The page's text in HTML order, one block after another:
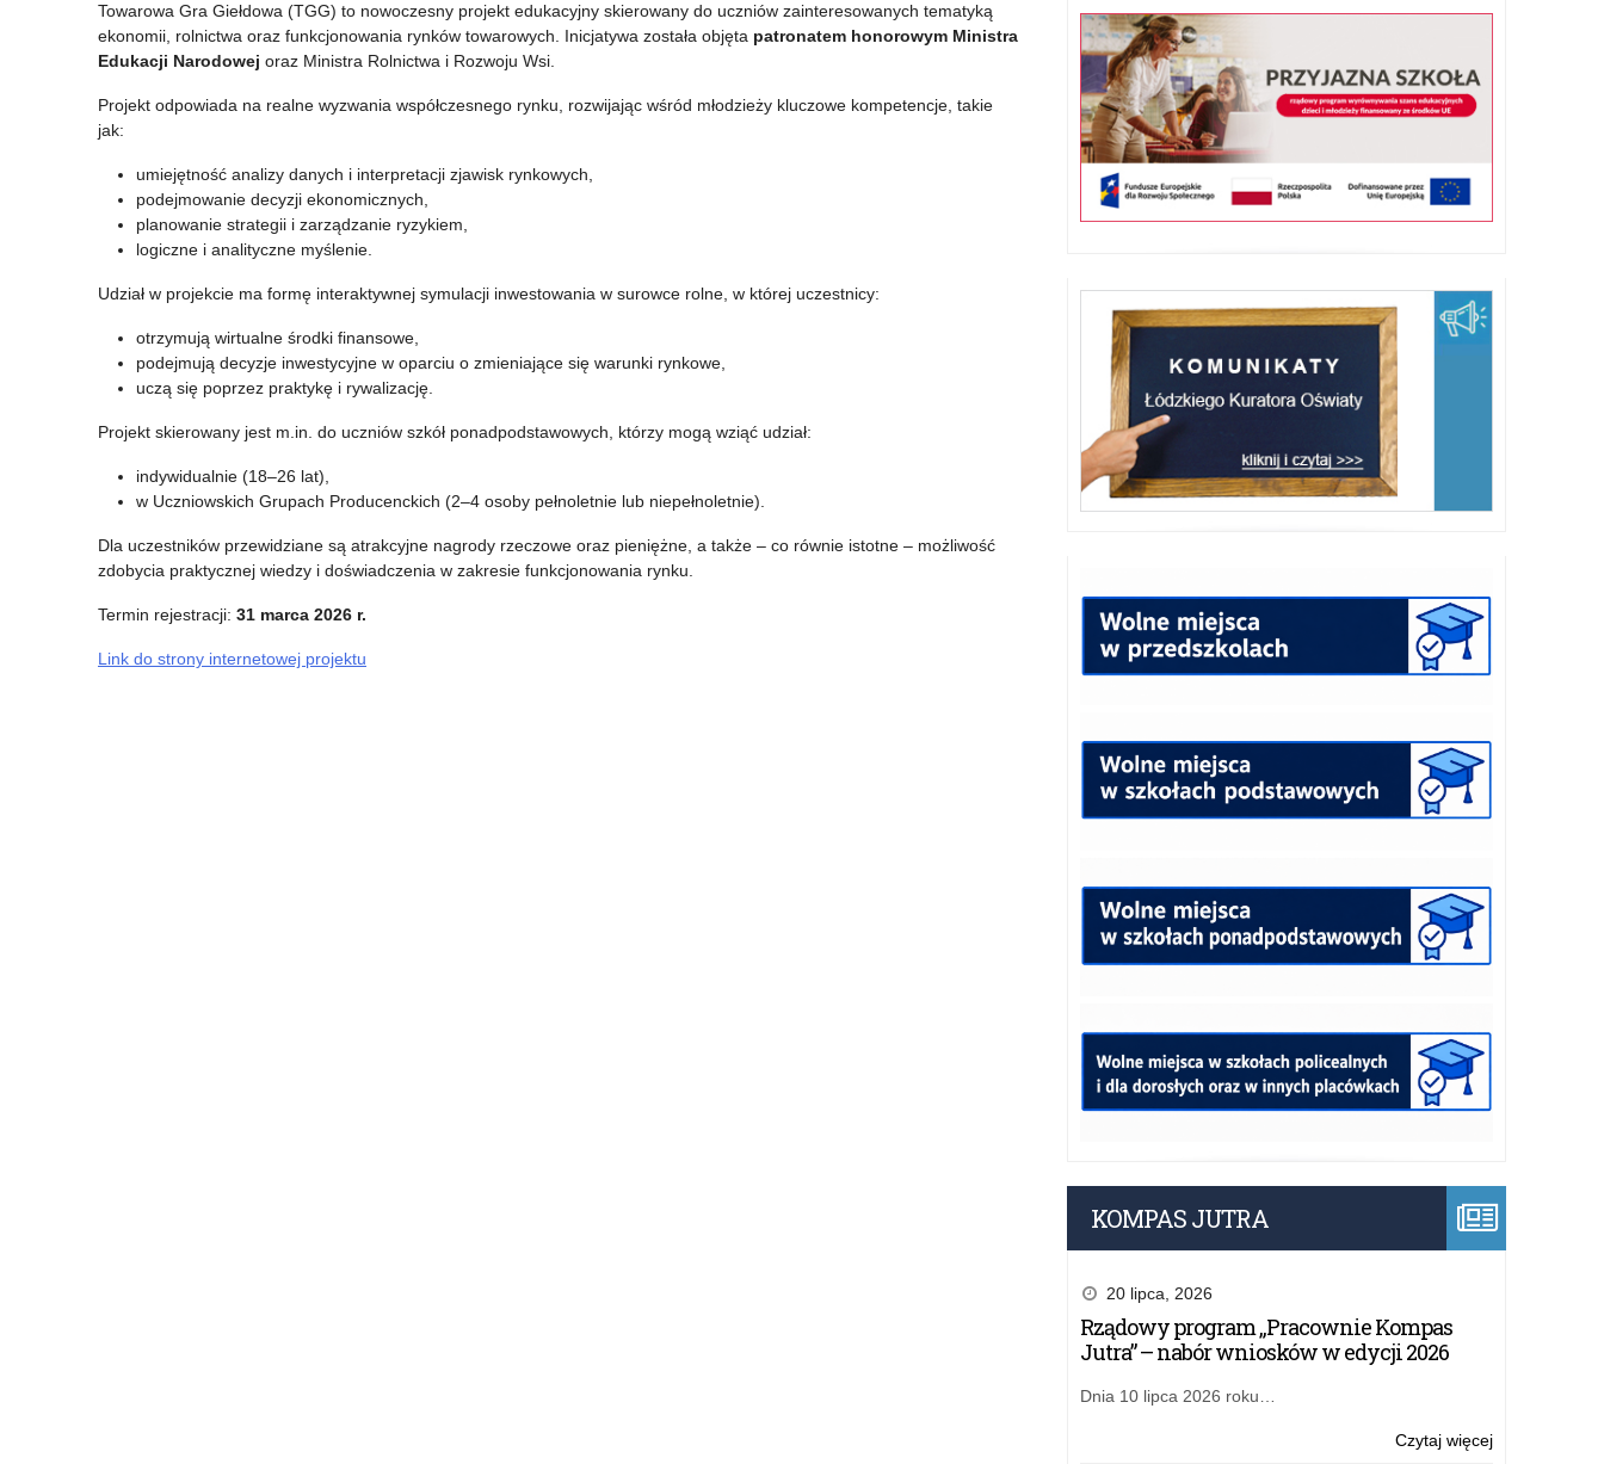
Towarowa Gra Giełdowa (TGG) to nowoczesny projekt edukacyjny skierowany do uczniów zainteresowanych tematyką
ekonomii, rolnictwa oraz funkcjonowania rynków towarowych. Inicjatywa została objęta patronatem honorowym Ministra
Edukacji Narodowej oraz Ministra Rolnictwa i Rozwoju Wsi.
Projekt odpowiada na realne wyzwania współczesnego rynku, rozwijając wśród młodzieży kluczowe kompetencje, takie
jak:
umiejętność analizy danych i interpretacji zjawisk rynkowych,
podejmowanie decyzji ekonomicznych,
planowanie strategii i zarządzanie ryzykiem,
logiczne i analityczne myślenie.
Udział w projekcie ma formę interaktywnej symulacji inwestowania w surowce rolne, w której uczestnicy:
otrzymują wirtualne środki finansowe,
podejmują decyzje inwestycyjne w oparciu o zmieniające się warunki rynkowe,
uczą się poprzez praktykę i rywalizację.
Projekt skierowany jest m.in. do uczniów szkół ponadpodstawowych, którzy mogą wziąć udział:
indywidualnie (18–26 lat),
w Uczniowskich Grupach Producenckich (2–4 osoby pełnoletnie lub niepełnoletnie).
Dla uczestników przewidziane są atrakcyjne nagrody rzeczowe oraz pieniężne, a także – co równie istotne – możliwość
zdobycia praktycznej wiedzy i doświadczenia w zakresie funkcjonowania rynku.
Termin rejestracji: 31 marca 2026 r.
Link do strony internetowej projektu
arkuszy
organizacji
na
szkolny
2026/2027
w
Programie
Erasmus+
KOMPAS JUTRA
20 lipca, 2026
Rządowy program „Pracownie Kompas
Jutra” – nabór wniosków w edycji 2026
Dnia 10 lipca 2026 roku…
Czytaj więcejo: